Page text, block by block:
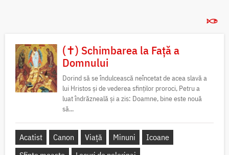
(✝) Schimbarea la Față a
Domnului
Dorind să se îndulcească neîncetat de acea slavă a
lui Hristos și de vederea sfinților proroci, Petru a
luat îndrăzneală și a zis: Doamne, bine este nouă
să...
Acatist Canon Viață Minuni
Icoane